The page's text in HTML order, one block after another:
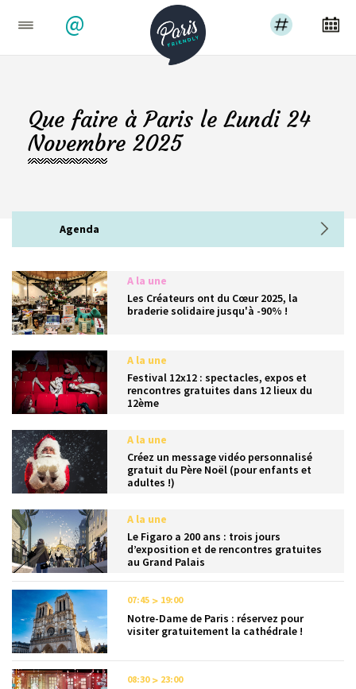
@
Que faire à Paris le Lundi 24
Novembre 2025
Agenda
A la une
Les Créateurs ont du Cœur 2025, la
braderie solidaire jusqu'à -90% !
A la une
Festival 12x12 : spectacles, expos et
rencontres gratuites dans 12 lieux du
12ème
A la une
Créez un message vidéo personnalisé
gratuit du Père Noël (pour enfants et
adultes !)
A la une
Le Figaro a 200 ans : trois jours
d’exposition et de rencontres gratuites
au Grand Palais
07:45 19:00
Notre-Dame de Paris : réservez pour
visiter gratuitement la cathédrale !
08:30 23:00